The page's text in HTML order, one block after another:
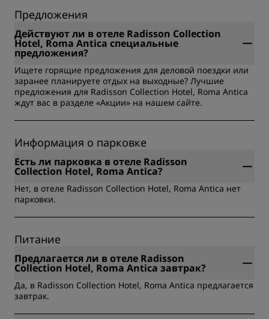
обеспечения чистоты и дезинфекции ради здоровья
и безопасности наших гостей. Узнайте больше:
https://www.radissonhotels.com/ru-ru/social-
responsibility/health-safety
Предложения
Действуют ли в отеле Radisson Collection
Hotel, Roma Antica специальные
предложения?
Ищете горящие предложения для деловой поездки или
заранее планируете отдых на выходные? Лучшие
предложения для Radisson Collection Hotel, Roma Antica
ждут вас в разделе «Акции» на нашем сайте.
Информация о парковке
Есть ли парковка в отеле Radisson
Collection Hotel, Roma Antica?
Нет, в отеле Radisson Collection Hotel, Roma Antica нет
парковки.
Питание
Предлагается ли в отеле Radisson
Collection Hotel, Roma Antica завтрак?
Да, в Radisson Collection Hotel, Roma Antica предлагается
завтрак.